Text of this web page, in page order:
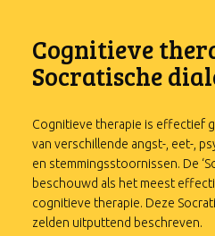
Cognitieve
Socratische
Cognitieve therapie is effectief
van verschillende angst-, eet-,
en stemmingsstoornissen. De
beschouwd als het meest
cognitieve therapie. Deze
zelden uitputtend beschreven.